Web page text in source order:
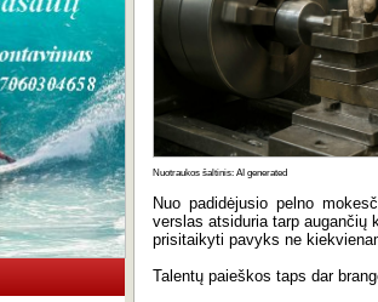
Nuotraukos šaltinis: AI generated
Nuo padidėjusio pelno
verslas atsiduria tarp augančių
prisitaikyti pavyks ne
Talentų paieškos taps dar